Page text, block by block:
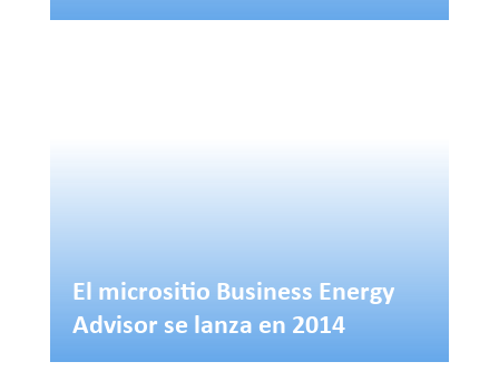
El micrositio Business Energy
Advisor se lanza en 2014